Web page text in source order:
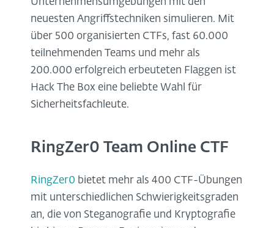
Unternehmensumgebungen mit den
neuesten Angriffstechniken simulieren. Mit
über 500 organisierten CTFs, fast 60.000
teilnehmenden Teams und mehr als
200.000 erfolgreich erbeuteten Flaggen ist
Hack The Box eine beliebte Wahl für
Sicherheitsfachleute.
RingZer0 Team Online CTF
RingZer0 bietet mehr als 400 CTF-Übungen
mit unterschiedlichen Schwierigkeitsgraden
an, die von Steganografie und Kryptografie